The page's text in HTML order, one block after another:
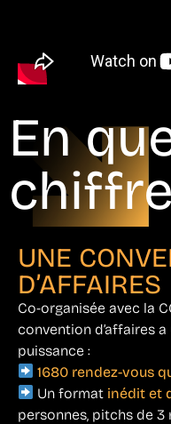
En
UNE
D’AFFAIRES
Co-organisée avec la
convention d’affaires
puissance :
1680 rendez-vous
Un format inédit et
personnes, pitchs de